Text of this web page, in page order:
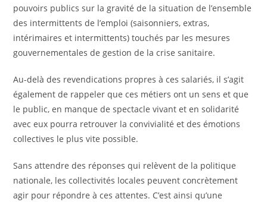
pouvoirs publics sur la gravité de la situation de l’ensemble
des intermittents de l’emploi (saisonniers, extras,
intérimaires et intermittents) touchés par les mesures
gouvernementales de gestion de la crise sanitaire.
Au-delà des revendications propres à ces salariés, il s’agit
également de rappeler que ces métiers ont un sens et que
le public, en manque de spectacle vivant et en solidarité
avec eux pourra retrouver la convivialité et des émotions
collectives le plus vite possible.
Sans attendre des réponses qui relèvent de la politique
nationale, les collectivités locales peuvent concrètement
agir pour répondre à ces attentes. C’est ainsi qu’une